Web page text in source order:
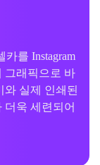
카를 Instagram
그래픽으로 바
실제 인쇄된
더욱 세련되어